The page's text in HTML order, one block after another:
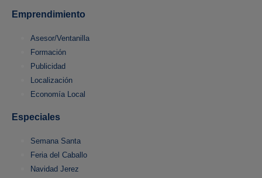
Emprendimiento
Asesor/Ventanilla
Formación
Publicidad
Localización
Economía Local
Especiales
Semana Santa
Feria del Caballo
Navidad Jerez